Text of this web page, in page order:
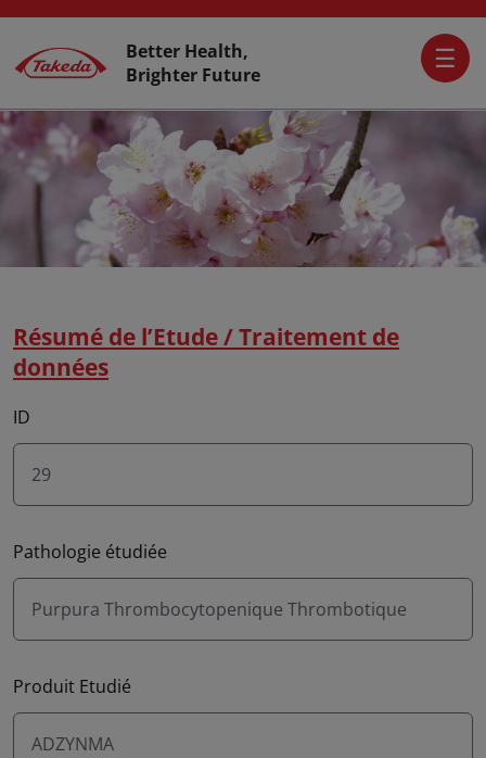
Activer L’accessibilité
Better Health,
Brighter Future
Résumé de l’Etude / Traitement de
données
ID
29
Pathologie étudiée
Purpura Thrombocytopenique Thrombotique
Produit Etudié
ADZYNMA